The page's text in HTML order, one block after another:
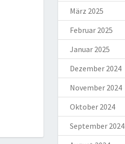
März 2025
Februar 2025
Januar 2025
Dezember 2024
November 2024
Oktober 2024
September 2024